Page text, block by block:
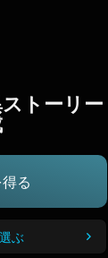
トーリー
る
ぶ